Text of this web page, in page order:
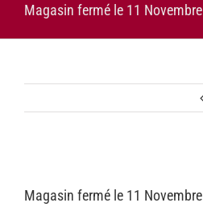
Magasin fermé le 11 Novembre
Magasin fermé le 11 Novembre